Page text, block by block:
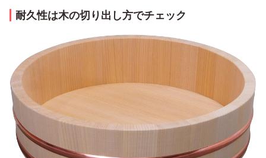
耐久性は木の切り出し方でチェック